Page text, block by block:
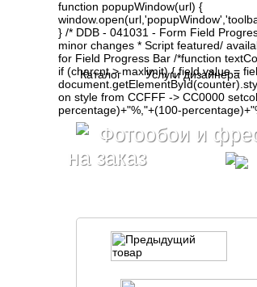
function popupWindow(url) {
} /* DDB - 041031 - Form Field
minor changes * Script featured/
for Field Progress Bar /*function
if (charcnt > maxlimit) { field.value =
on style from CCFFF -> CC0000
percentage)+"%,"+(100-
Фотообои и
на заказ
Каталог Услуги дизайнера